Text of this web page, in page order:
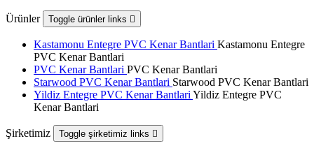
Ürünler Toggle ürünler links 
Kastamonu Entegre PVC Kenar Bantlari Kastamonu Entegre
PVC Kenar Bantlari
PVC Kenar Bantlari PVC Kenar Bantlari
Starwood PVC Kenar Bantlari Starwood PVC Kenar Bantlari
Yildiz Entegre PVC Kenar Bantlari Yildiz Entegre PVC
Kenar Bantlari
Şirketimiz Toggle şirketimiz links 